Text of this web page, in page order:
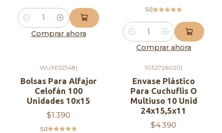
Cantidad
Comprar ahora
5.0
Cantidad
Comprar ahora
WUXE52548|
Bolsas Para Alfajor
Celofán 100
Unidades 10x15
$1.390
5.0
1032726020|
Envase Plástico
Para Cuchuflis O
Multiuso 10 Unid
24x15,5x11
$4.390